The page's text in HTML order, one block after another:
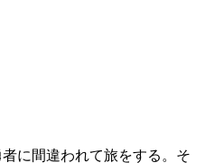
に間違われて旅をする。そ